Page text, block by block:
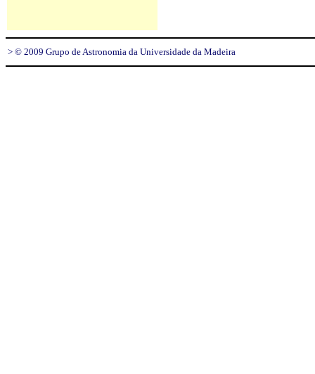
> © 2009 Grupo de Astronomia da Universidade da Madeira